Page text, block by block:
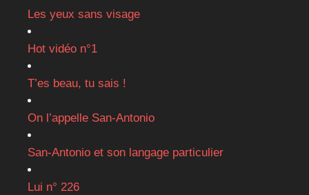
Les yeux sans visage
Hot vidéo n°1
T’es beau, tu sais !
On l’appelle San-Antonio
San-Antonio et son langage particulier
Lui n° 226